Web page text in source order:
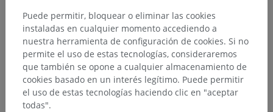
Puede permitir, bloquear o eliminar las cookies
instaladas en cualquier momento accediendo a
nuestra herramienta de configuración de cookies. Si no
permite el uso de estas tecnologías, consideraremos
que también se opone a cualquier almacenamiento de
cookies basado en un interés legítimo. Puede permitir
el uso de estas tecnologías haciendo clic en "aceptar
todas".